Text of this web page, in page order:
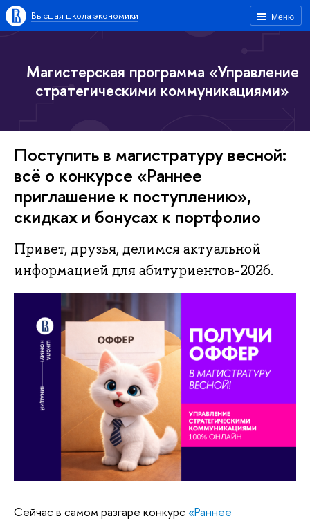
Меню
Высшая школа экономики
Магистерская программа «Управление
стратегическими коммуникациями»
Поступить в магистратуру весной:
всё о конкурсе «Раннее
приглашение к поступлению»,
скидках и бонусах к портфолио
Привет, друзья, делимся актуальной
информацией для абитуриентов-2026.
Сейчас в самом разгаре конкурс «Раннее